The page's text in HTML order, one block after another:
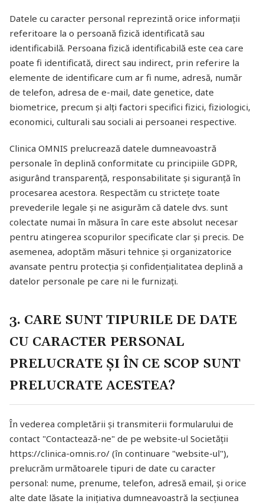
Datele cu caracter personal reprezintă orice informații
referitoare la o persoană fizică identificată sau
identificabilă. Persoana fizică identificabilă este cea care
poate fi identificată, direct sau indirect, prin referire la
elemente de identificare cum ar fi nume, adresă, număr
de telefon, adresa de e-mail, date genetice, date
biometrice, precum și alți factori specifici fizici, fiziologici,
economici, culturali sau sociali ai persoanei respective.
Clinica OMNIS prelucrează datele dumneavoastră
personale în deplină conformitate cu principiile GDPR,
asigurând transparență, responsabilitate și siguranță în
procesarea acestora. Respectăm cu strictețe toate
prevederile legale și ne asigurăm că datele dvs. sunt
colectate numai în măsura în care este absolut necesar
pentru atingerea scopurilor specificate clar și precis. De
asemenea, adoptăm măsuri tehnice și organizatorice
avansate pentru protecția și confidențialitatea deplină a
datelor personale pe care ni le furnizați.
3. CARE SUNT TIPURILE DE DATE
CU CARACTER PERSONAL
PRELUCRATE ȘI ÎN CE SCOP SUNT
PRELUCRATE ACESTEA?
În vederea completării și transmiterii formularului de
contact "Contactează-ne" de pe website-ul Societății
https://clinica-omnis.ro/ (în continuare "website-ul"),
prelucrăm următoarele tipuri de date cu caracter
personal: nume, prenume, telefon, adresă email, și orice
alte date lăsate la inițiativa dumneavoastră la secțiunea